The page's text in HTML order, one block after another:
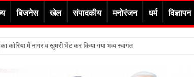
बिजनेस खेल संपादकीय मनोरंजन धर्म विज्ञापन
कोरिया में नागर व खुमरी भेंट कर किया गया भव्य स्वागत